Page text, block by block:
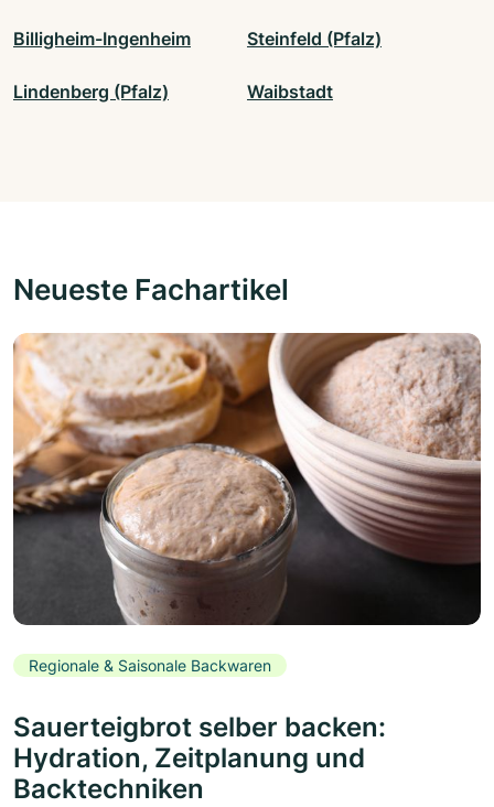
Billigheim-Ingenheim Steinfeld (Pfalz)
Lindenberg (Pfalz) Waibstadt
Neueste Fachartikel
Regionale & Saisonale Backwaren
Sauerteigbrot selber backen:
Hydration, Zeitplanung und
Backtechniken